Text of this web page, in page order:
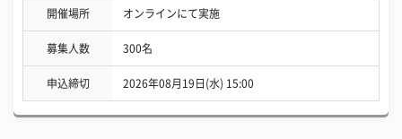
開催場所 オンラインにて実施
募集人数 300名
申込締切 2026年08月19日(水) 15:00